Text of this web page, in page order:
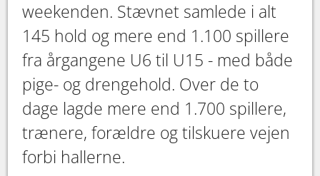
weekenden. Stævnet samlede i alt
145 hold og mere end 1.100 spillere
fra årgangene U6 til U15 - med både
pige- og drengehold. Over de to
dage lagde mere end 1.700 spillere,
trænere, forældre og tilskuere vejen
forbi hallerne.